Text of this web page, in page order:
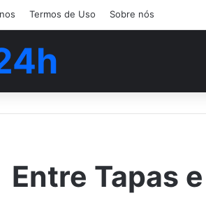
Termos de Uso Sobre nós
Entre Tapas